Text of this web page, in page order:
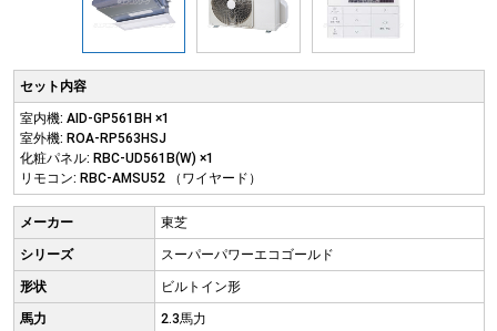
セット内容
室内機: AID-GP561BH ×1
室外機: ROA-RP563HSJ
化粧パネル: RBC-UD561B(W) ×1
リモコン: RBC-AMSU52 （ワイヤード）
メーカー 東芝
シリーズ スーパーパワーエコゴールド
形状 ビルトイン形
馬力 2.3馬力